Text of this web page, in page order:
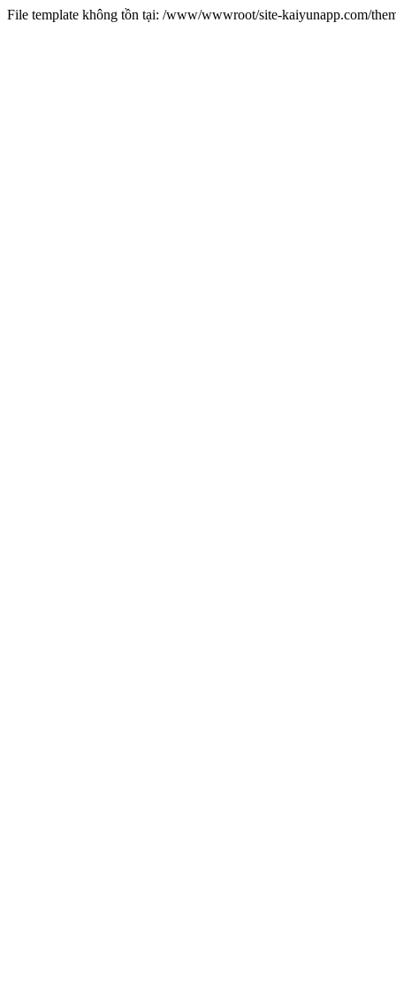
File template không tồn tại: /www/wwwroot/site-kaiyunapp.com/